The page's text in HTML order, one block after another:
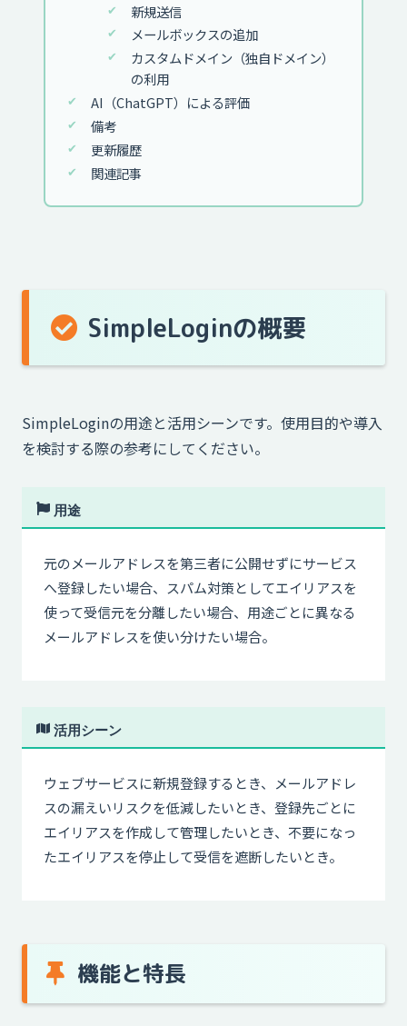
新規送信
メールボックスの追加
カスタムドメイン（独自ドメイン）
の利用
AI（ChatGPT）による評価
備考
更新履歴
関連記事
SimpleLoginの概要
SimpleLoginの用途と活用シーンです。使用目的や導入
を検討する際の参考にしてください。
用途
元のメールアドレスを第三者に公開せずにサービス
へ登録したい場合、スパム対策としてエイリアスを
使って受信元を分離したい場合、用途ごとに異なる
メールアドレスを使い分けたい場合。
活用シーン
ウェブサービスに新規登録するとき、メールアドレ
スの漏えいリスクを低減したいとき、登録先ごとに
エイリアスを作成して管理したいとき、不要になっ
たエイリアスを停止して受信を遮断したいとき。
機能と特長